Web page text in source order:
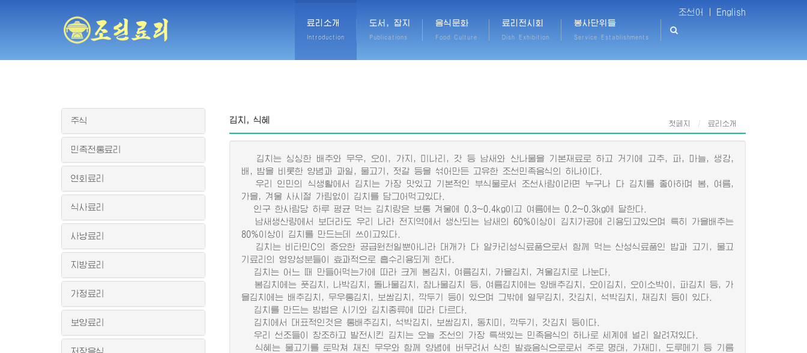
조선어 | English
료리소개
Introduction
도서, 잡지
Publications
음식문화
Food Culture
료리전시회
Dish Exhibition
봉사단위들
Service Establishments
김치, 식혜 첫페지 료리소개
김치는 싱싱한 배추와 무우, 오이, 가지, 미나리, 갓 등 남새와 산나물을 기본재료로 하고 거기에 고추, 파, 마늘, 생강,
배, 밤을 비롯한 양념과 과일, 물고기, 젓갈 등을 섞어만든 고유한 조선민족음식의 하나이다.
우리 인민의 식생활에서 김치는 가장 맛있고 기본적인 부식물로서 조선사람이라면 누구나 다 김치를 좋아하며 봄, 여름,
가을, 겨울 사시절 가림없이 김치를 담그어먹고있다.
인구 한사람당 하루 평균 먹는 김치량은 보통 겨울에 0.3~0.4kg이고 여름에는 0.2~0.3kg에 달한다.
남새생산량에서 보더라도 우리 나라 전지역에서 생산되는 남새의 60%이상이 김치가공에 리용되고있으며 특히 가을배추는
80%이상이 김치를 만드는데 쓰이고있다.
김치는 비타민C의 중요한 공급원천일뿐아니라 대개가 다 알카리성식료품으로서 함께 먹는 산성식료품인 밥과 고기, 물고
기료리의 영양성분들이 효과적으로 흡수리용되게 한다.
김치는 어느 때 만들어먹는가에 따라 크게 봄김치, 여름김치, 가을김치, 겨울김치로 나눈다.
봄김치에는 풋김치, 나박김치, 돌나물김치, 참나물김치 등, 여름김치에는 양배추김치, 오이김치, 오이소박이, 파김치 등, 가
을김치에는 배추김치, 무우통김치, 보쌈김치, 깍두기 등이 있으며 그밖에 열무김치, 갓김치, 석박김치, 채김치 등이 있다.
김치를 만드는 방법은 시기와 김치종류에 따라 다르다.
김치에서 대표적인것은 통배추김치, 석박김치, 보쌈김치, 동치미, 깍두기, 갓김치 등이다.
우리 선조들이 창조하고 발전시킨 김치는 오늘 조선의 가장 특색있는 민족음식의 하나로 세계에 널리 알려져있다.
식혜는 물고기를 토막쳐 채친 무우와 함께 양념에 버무려서 삭힌 발효음식으로로서 주로 명태, 가재미, 도루메기 등 기름
주식
민족전통료리
연회료리
식사료리
사냥료리
지방료리
가정료리
보양료리
저장음식